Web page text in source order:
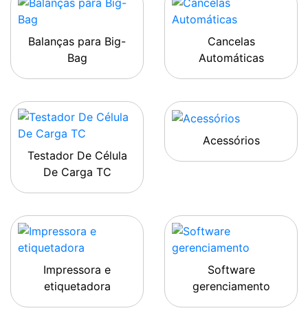
Balanças para Big-
Bag
Cancelas
Automáticas
Testador De Célula
De Carga TC
Acessórios
Impressora e
etiquetadora
Software
gerenciamento